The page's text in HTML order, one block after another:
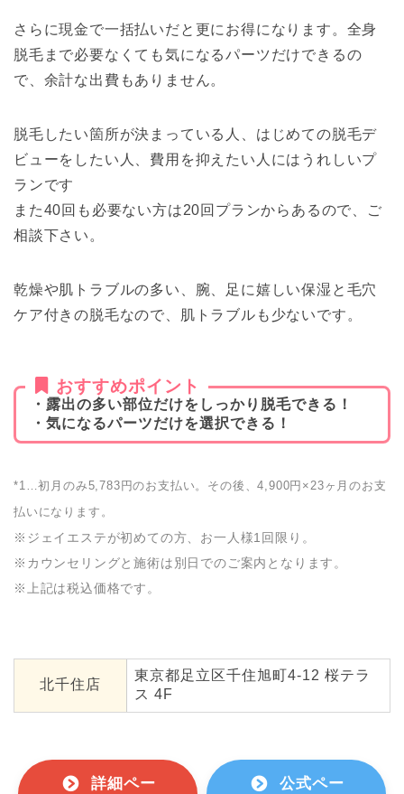
さらに現金で一括払いだと更にお得になります。全身
脱毛まで必要なくても気になるパーツだけできるの
で、余計な出費もありません。
脱毛したい箇所が決まっている人、はじめての脱毛デ
ビューをしたい人、費用を抑えたい人にはうれしいプ
ランです
また40回も必要ない方は20回プランからあるので、ご
相談下さい。
乾燥や肌トラブルの多い、腕、足に嬉しい保湿と毛穴
ケア付きの脱毛なので、肌トラブルも少ないです。
おすすめポイント
・露出の多い部位だけをしっかり脱毛できる！
・気になるパーツだけを選択できる！
*1…初月のみ5,783円のお支払い。その後、4,900円×23ヶ月のお支
払いになります。
※ジェイエステが初めての方、お一人様1回限り。
※カウンセリングと施術は別日でのご案内となります。
※上記は税込価格です。
北千住店
東京都足立区千住旭町4-12 桜テラ
ス 4F
詳細ペー
公式ペー